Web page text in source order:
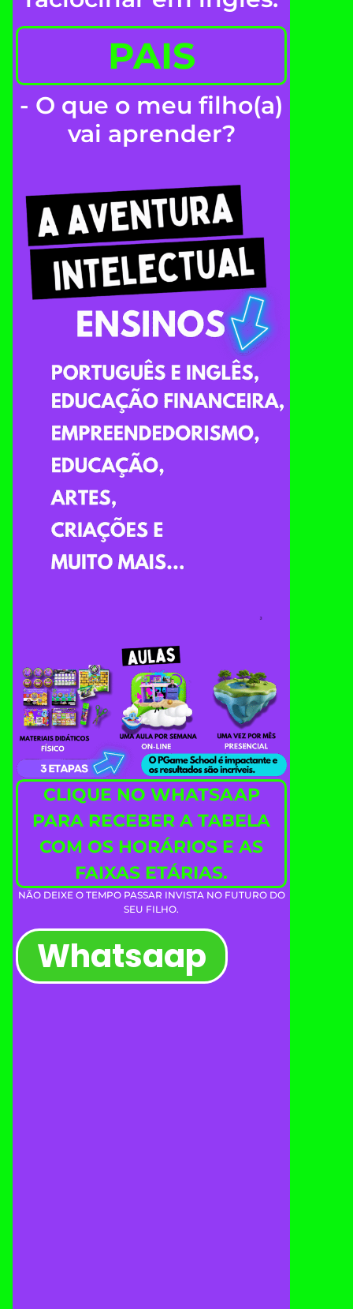
PAIS
- O que o meu filho(a)
vai aprender?
CLIQUE NO WHATSAAP
PARA RECEBER A TABELA
COM OS HORÁRIOS E AS
FAIXAS ETÁRIAS.
NÃO DEIXE O TEMPO PASSAR INVISTA NO FUTURO DO
SEU FILHO.
Whatsaap